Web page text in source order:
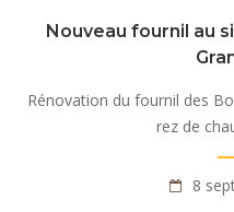
Nouveau fournil au
Rénovation du fournil des
rez de
8